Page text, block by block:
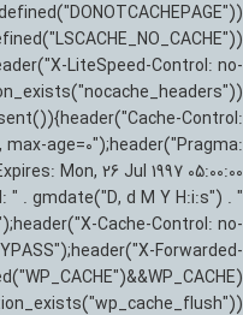
LiteSpeed-Control: no-
Control:
age=0");header("Pragma:
Mon, 26 Jul 1997 05:00:00
. gmdate("D, d M Y H:i:s") . "
Cache-Control: no-
Forwarded-